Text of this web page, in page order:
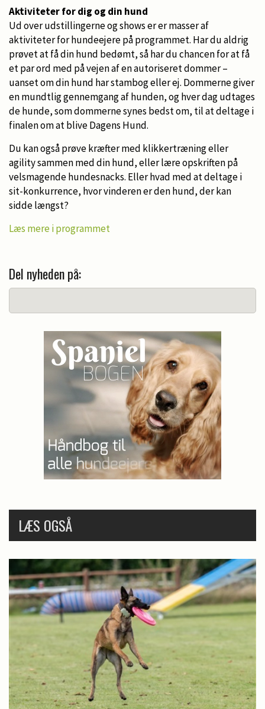
Aktiviteter for dig og din hund
Ud over udstillingerne og shows er er masser af
aktiviteter for hundeejere på programmet. Har du aldrig
prøvet at få din hund bedømt, så har du chancen for at få
et par ord med på vejen af en autoriseret dommer –
uanset om din hund har stambog eller ej. Dommerne giver
en mundtlig gennemgang af hunden, og hver dag udtages
de hunde, som dommerne synes bedst om, til at deltage i
finalen om at blive Dagens Hund.
Du kan også prøve kræfter med klikkertræning eller
agility sammen med din hund, eller lære opskriften på
velsmagende hundesnacks. Eller hvad med at deltage i
sit-konkurrence, hvor vinderen er den hund, der kan
sidde længst?
Læs mere i programmet
Del nyheden på:
LÆS OGSÅ